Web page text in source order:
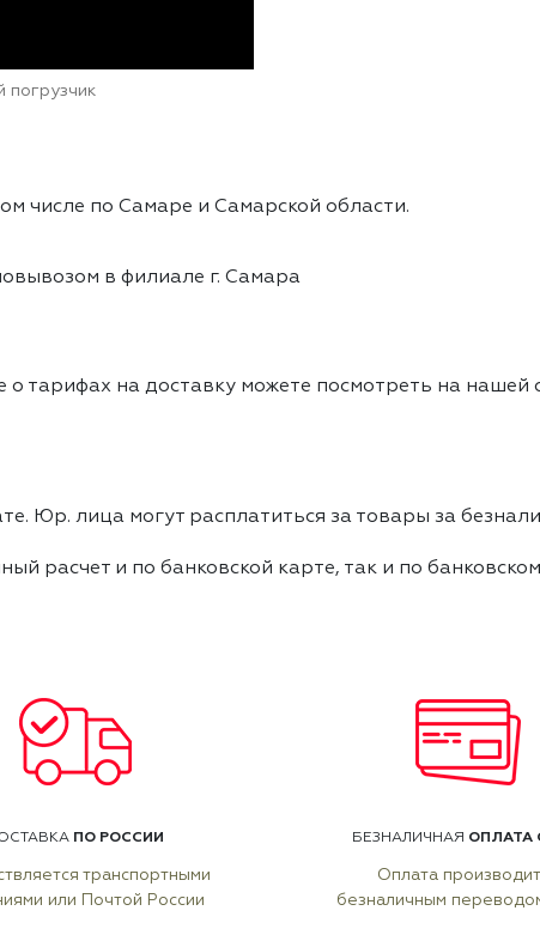
погрузчик
числе по Самаре и Самарской области.
в филиале г. Самара
тарифах на доставку можете посмотреть на нашей
Юр. лица могут расплатиться за товары за
расчет и по банковской карте, так и по
ПО РОССИИ
транспортными
или Почтой России
БЕЗНАЛИЧНАЯ ОПЛАТА
Оплата
безналичным